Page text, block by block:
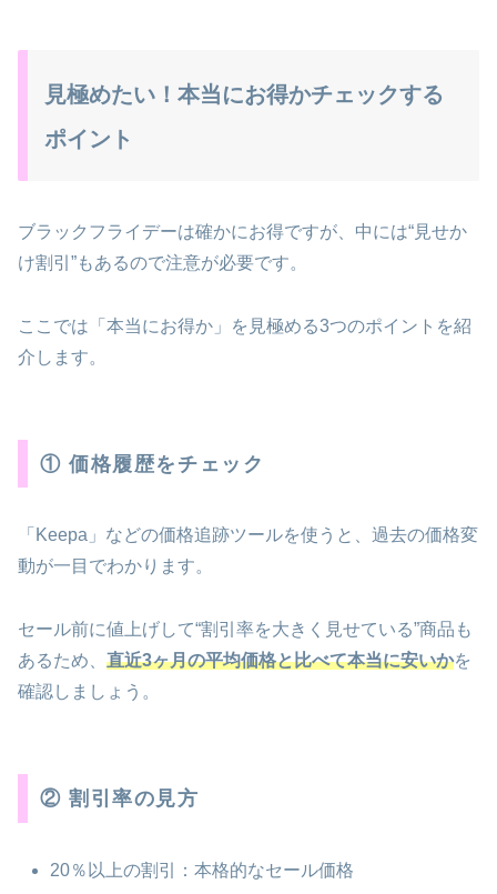
見極めたい！本当にお得かチェックする
ポイント
ブラックフライデーは確かにお得ですが、中には“見せか
け割引”もあるので注意が必要です。
ここでは「本当にお得か」を見極める3つのポイントを紹
介します。
① 価格履歴をチェック
「Keepa」などの価格追跡ツールを使うと、過去の価格変
動が一目でわかります。
セール前に値上げして“割引率を大きく見せている”商品も
あるため、 直近3ヶ月の平均価格と比べて本当に安いかを
確認しましょう。
② 割引率の見方
20％以上の割引：本格的なセール価格